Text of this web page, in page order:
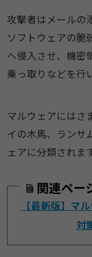
攻撃者はメールの
ソフトウェアの脆
へ侵入させ、機密
乗っ取りなどを行
マルウェアにはさ
イの木馬、ランサ
ェアに分類されます
関連ペー
【最新版】マ
対